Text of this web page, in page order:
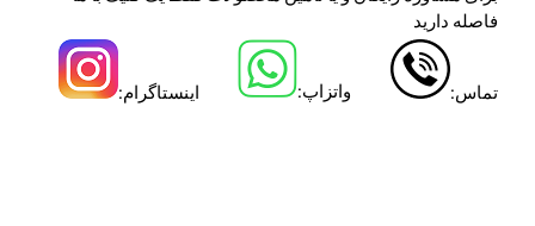
فاصله دارید
تماس: واتزاپ: اینستاگرام: